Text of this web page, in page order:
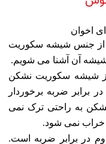
از جنس شیشه سکوریت
آن آشنا می شویم.
شیشه سکوریت نشکن
برابر ضربه برخوردار
به راحتی ترک نمی
خراب نمی شود.
در برابر ضربه است.